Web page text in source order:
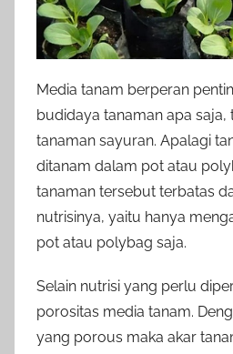
Media tanam berperan
budidaya tanaman apa saja,
tanaman sayuran. Apalagi
ditanam dalam pot atau
tanaman tersebut terbatas
nutrisinya, yaitu hanya
pot atau polybag saja.
Selain nutrisi yang perlu
porositas media tanam.
yang porous maka akar